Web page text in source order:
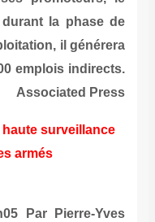
la phase de
il générera
emplois indirects.
Associated Press
surveillance
armés
Par Pierre-Yves